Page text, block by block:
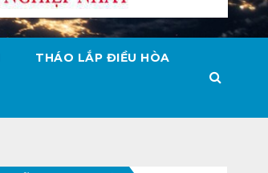
THÁO LẮP ĐIỀU HÒA